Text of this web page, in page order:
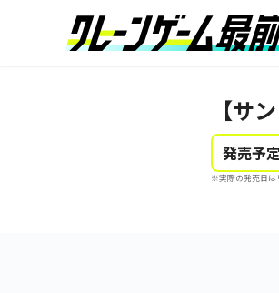
【サ
発売予
※実際の発売日は